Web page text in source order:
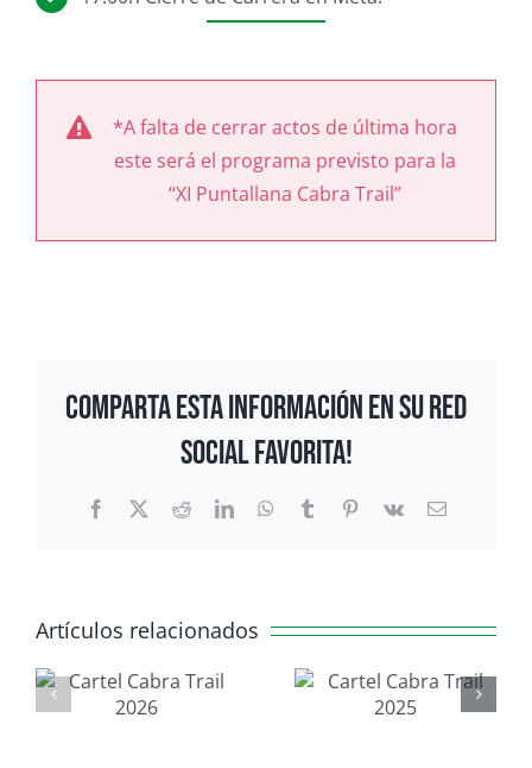
*A falta de cerrar actos de última hora
este será el programa previsto para la
“XI Puntallana Cabra Trail”
Comparta esta información en su red
Social favorita!
Facebook
X RedditLinkedInWhatsApp
TumblrPinterest
Vk
Correo
Artículos relacionados
Cartel Cabra
PROGRAMA